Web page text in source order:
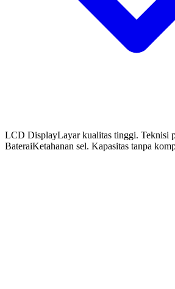
LCD DisplayLayar kualitas tinggi. Teknisi
BateraiKetahanan sel. Kapasitas tanpa